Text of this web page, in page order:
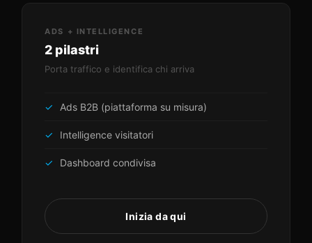
ADS + INTELLIGENCE
2 pilastri
Porta traffico e identifica chi arriva
Ads B2B (piattaforma su misura)
Intelligence visitatori
Dashboard condivisa
Inizia da qui